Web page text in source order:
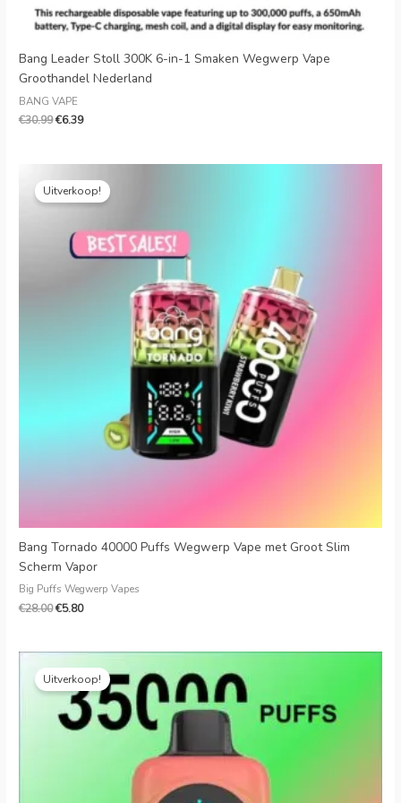
Bang Leader Stoll 300K 6-in-1 Smaken Wegwerp Vape
Groothandel Nederland
BANG VAPE
€30.99€6.39
Uitverkoop!
Bang Tornado 40000 Puffs Wegwerp Vape met Groot Slim
Scherm Vapor
Big Puffs Wegwerp Vapes
€28.00
prijs
was:
€5.80
prijs
is:
Uitverkoop!
Oorspronkelijke
prijs
was:
€25.99.
Huidige
prijs
is:
€4.79.